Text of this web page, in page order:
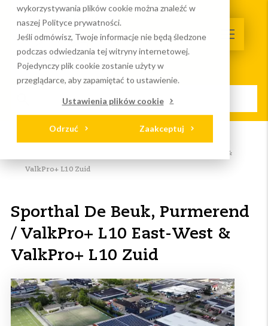
wykorzystywania plików cookie można znaleźć w
naszej Polityce prywatności.
Jeśli odmówisz, Twoje informacje nie będą śledzone
podczas odwiedzania tej witryny internetowej.
Pojedynczy plik cookie zostanie użyty w
przeglądarce, aby zapamiętać to ustawienie.
Ustawienia plików cookie
Zaakceptuj
Odrzuć
Sporthal De Beuk, Purmerend / ValkPro+ L10 East-West &
ValkPro+ L10 Zuid
Sporthal De Beuk, Purmerend
/ ValkPro+ L10 East-West &
ValkPro+ L10 Zuid